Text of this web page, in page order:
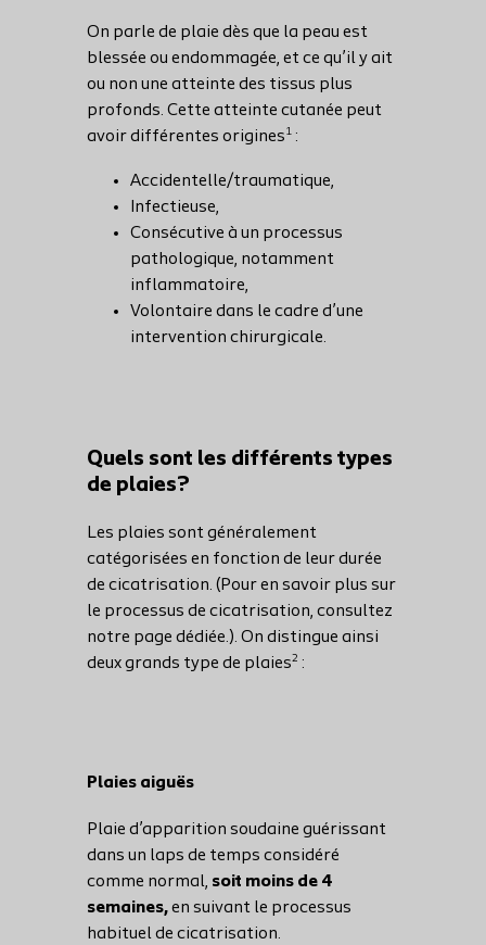
On parle de plaie dès que la peau est
blessée ou endommagée, et ce qu’il y ait
ou non une atteinte des tissus plus
profonds. Cette atteinte cutanée peut
avoir différentes origines1 :
Accidentelle/traumatique,
Infectieuse,
Consécutive à un processus
pathologique, notamment
inflammatoire,
Volontaire dans le cadre d’une
intervention chirurgicale.
Quels sont les différents types
de plaies?
Les plaies sont généralement
catégorisées en fonction de leur durée
de cicatrisation. (Pour en savoir plus sur
le processus de cicatrisation, consultez
notre page dédiée.). On distingue ainsi
deux grands type de plaies2 :
Plaies aiguës
Plaie d’apparition soudaine guérissant
dans un laps de temps considéré
comme normal, soit moins de 4
semaines,en suivant le processus
habituel de cicatrisation.